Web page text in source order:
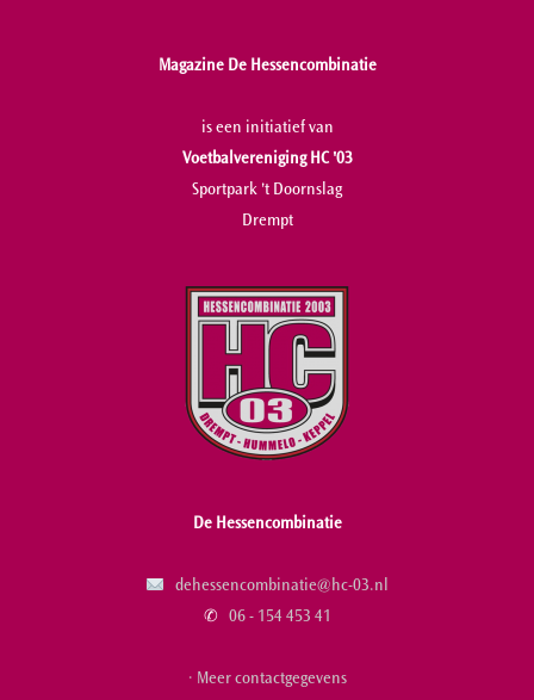
Magazine De Hessencombinatie
is een initiatief van
Voetbalvereniging HC '03
Sportpark 't Doornslag
Drempt
De Hessencombinatie
dehessencombinatie@hc-03.nl
✆ 06 - 154 453 41
· Meer contactgegevens